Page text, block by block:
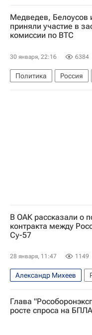
Саудовская Аравия
Рособоронэкспорт
Медведев, Белоусов
приняли участие в
комиссии по ВТС
30 января, 22:16 6384
Политика Россия
Андрей Белоусов
В ОАК рассказали о
контракта между
Су-57
28 января, 11:47 1149
Александр Михеев
Су-57
Вадим Бадеха
Глава
росте спроса на